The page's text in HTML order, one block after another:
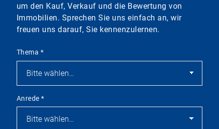
um den Kauf, Verkauf und die Bewertung von
Immobilien. Sprechen Sie uns einfach an, wir
freuen uns darauf, Sie kennenzulernen.
Thema *
Anrede*